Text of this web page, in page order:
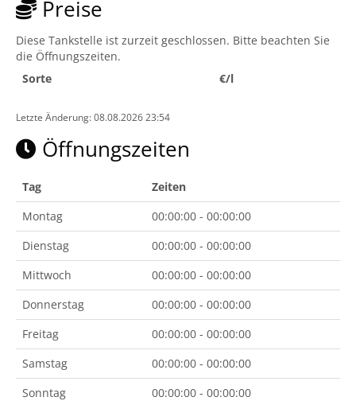
Preise
Diese Tankstelle ist zurzeit geschlossen. Bitte beachten Sie
die Öffnungszeiten.
Sorte
€/l
Letzte Änderung: 08.08.2026 23:54
Öffnungszeiten
Tag
Zeiten
Montag
00:00:00 - 00:00:00
Dienstag
00:00:00 - 00:00:00
Mittwoch
00:00:00 - 00:00:00
Donnerstag
00:00:00 - 00:00:00
Freitag
00:00:00 - 00:00:00
Samstag
00:00:00 - 00:00:00
Sonntag
00:00:00 - 00:00:00